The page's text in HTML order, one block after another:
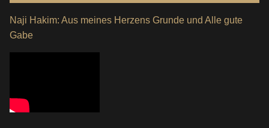
Naji Hakim: Aus meines Herzens Grunde und Alle gute
Gabe